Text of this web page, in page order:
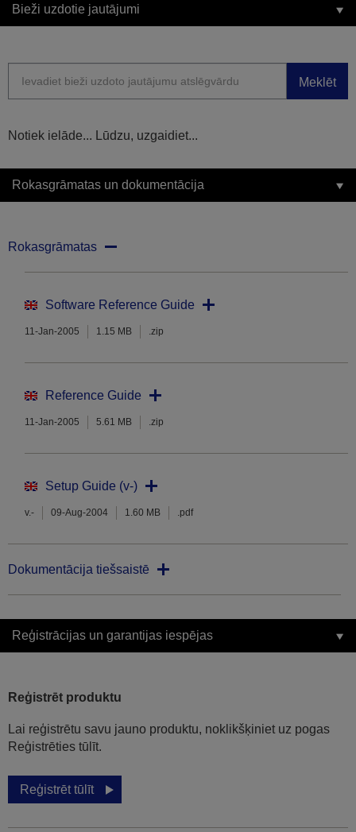
Bieži uzdotie jautājumi
Meklēt
Notiek ielāde... Lūdzu, uzgaidiet...
Rokasgrāmatas un dokumentācija
Rokasgrāmatas
Software Reference Guide
11-Jan-2005 1.15 MB .zip
Reference Guide
11-Jan-2005 5.61 MB .zip
Setup Guide (v-)
v.- 09-Aug-2004 1.60 MB .pdf
Dokumentācija tiešsaistē
Reģistrācijas un garantijas iespējas
Reģistrēt produktu
Lai reģistrētu savu jauno produktu, noklikšķiniet uz pogas
Reģistrēties tūlīt.
Reģistrēt tūlīt